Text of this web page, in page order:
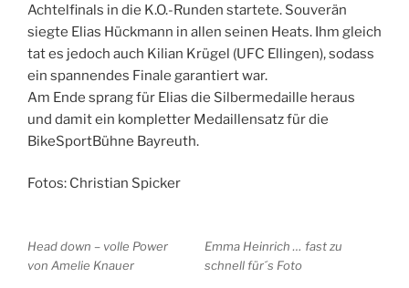
Achtelfinals in die K.O.-Runden startete. Souverän
siegte Elias Hückmann in allen seinen Heats. Ihm gleich
tat es jedoch auch Kilian Krügel (UFC Ellingen), sodass
ein spannendes Finale garantiert war.
Am Ende sprang für Elias die Silbermedaille heraus
und damit ein kompletter Medaillensatz für die
BikeSportBühne Bayreuth.
Fotos: Christian Spicker
Head down – volle Power
von Amelie Knauer
Emma Heinrich … fast zu
schnell für´s Foto